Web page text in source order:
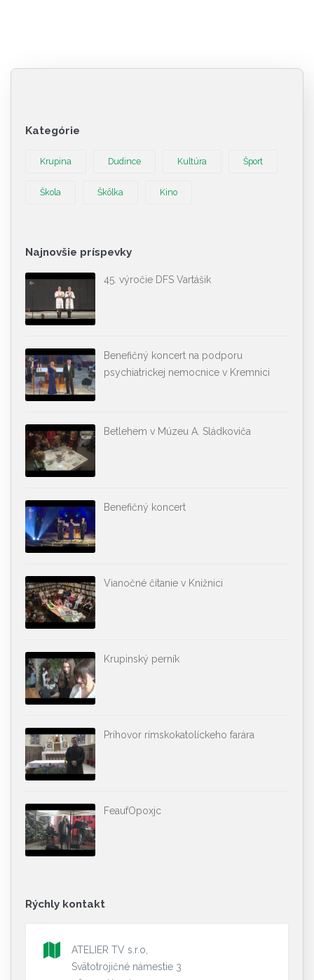
Kategórie
Krupina Dudince Kultúra Šport
Škola Škôlka Kino
Najnovšie príspevky
45. výročie DFS Vartášik
Benefičný koncert na podporu
psychiatrickej nemocnice v Kremnici
Betlehem v Múzeu A. Sládkoviča
Benefičný koncert
Vianočné čítanie v Knižnici
Krupinský perník
Príhovor rímskokatolíckeho farára
FeaufOpoxjc
Rýchly kontakt
ATELIER TV s.r.o,
Svätotrojičné námestie 3